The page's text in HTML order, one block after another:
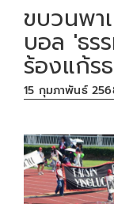
ขบวนพา
บอล 'ธร
ร้องแก้ร
15 กุมภาพันธ์